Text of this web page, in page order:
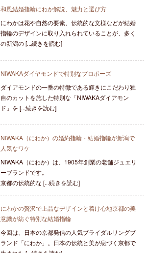
和風結婚指輪にわか解説、魅力と選び方
にわかは花や自然の要素、伝統的な文様などが結婚
指輪のデザインに取り入れられていることが、多く
の新潟の [...続きを読む]
NIWAKAダイヤモンドで特別なプロポーズ
ダイアモンドの一番の特徴である輝きにこだわり独
自のカットを施した特別な「NIWAKAダイアモン
ド」を [...続きを読む]
NIWAKA（にわか）の婚約指輪・結婚指輪が新潟で
人気なワケ
NIWAKA（にわか）は、1905年創業の老舗ジュエリ
ーブランドです。
京都の伝統的な [...続きを読む]
にわかの贅沢で上品なデザインと着け心地京都の美
意識が紡ぐ特別な結婚指輪
今回は、日本の京都発信の人気ブライダルリングブ
ランド「にわか」。日本の伝統と美が息づく京都で